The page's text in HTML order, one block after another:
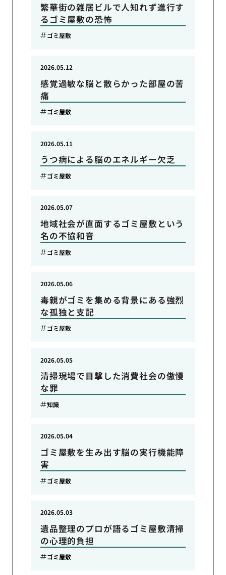
繁華街の雑居ビルで人知れず進行す
るゴミ屋敷の恐怖
ゴミ屋敷
感覚過敏な脳と散らかった部屋の苦
痛
2026.05.12
ゴミ屋敷
うつ病による脳のエネルギー欠乏
2026.05.11
ゴミ屋敷
地域社会が直面するゴミ屋敷という
名の不協和音
2026.05.07
ゴミ屋敷
毒親がゴミを集める背景にある強烈
な孤独と支配
2026.05.06
ゴミ屋敷
清掃現場で目撃した消費社会の傲慢
な罪
2026.05.05
知識
ゴミ屋敷を生み出す脳の実行機能障
害
2026.05.04
ゴミ屋敷
遺品整理のプロが語るゴミ屋敷清掃
の心理的負担
2026.05.03
ゴミ屋敷